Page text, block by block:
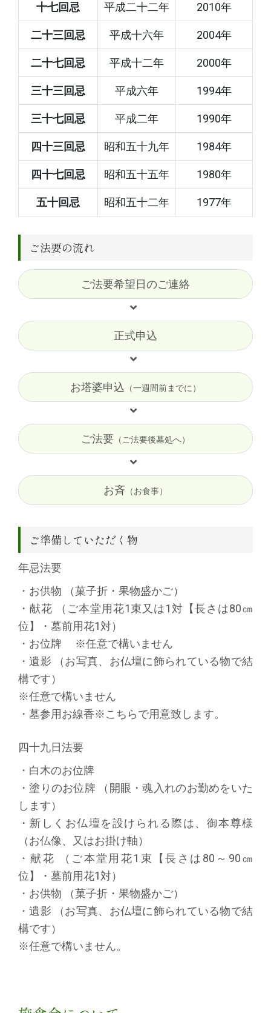
十七回忌 平成二十二年 2010年
二十三回忌 平成十六年 2004年
二十七回忌 平成十二年 2000年
三十三回忌 平成六年 1994年
三十七回忌 平成二年 1990年
四十三回忌 昭和五十九年 1984年
四十七回忌 昭和五十五年 1980年
五十回忌 昭和五十二年 1977年
ご法要の流れ
ご法要希望日のご連絡
正式申込
お塔婆申込 （一週間前までに）
ご法要 （ご法要後墓処へ）
お斉 （お食事）
ご準備していただく物
年忌法要
・お供物 （菓子折・果物盛かご）
・献花 （ご本堂用花1束又は1対【長さは80㎝
位】・墓前用花1対）
・お位牌 ※任意で構いません
・遺影 （お写真、お仏壇に飾られている物で結
構です）
※任意で構いません
・墓参用お線香※こちらで用意致します。
四十九日法要
・白木のお位牌
・塗りのお位牌 （開眼・魂入れのお勤めをいた
します）
・新しくお仏壇を設けられる際は、御本尊様
（お仏像、又はお掛け軸）
・献花 （ご本堂用花1束【長さは80～90㎝
位】・墓前用花1対）
・お供物 （菓子折・果物盛かご）
・遺影 （お写真、お仏壇に飾られている物で結
構です）
※任意で構いません。